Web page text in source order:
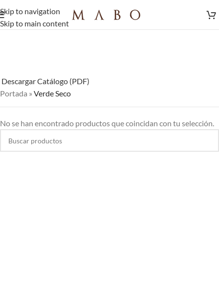
Skip to navigation
Skip to main content
Descargar Catálogo (PDF)
Portada » Verde Seco
No se han encontrado productos que coincidan con tu selección.